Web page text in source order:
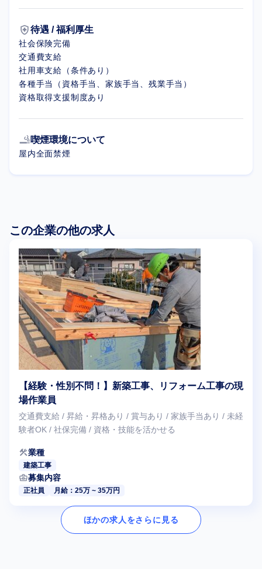
health_and_safety待遇 / 福利厚生
社会保険完備
交通費支給
社用車支給（条件あり）
各種手当（資格手当、家族手当、残業手当）
資格取得支援制度あり
smoking_rooms喫煙環境について
屋内全面禁煙
この企業の他の求人
【経験・性別不問！】新築工事、リフォーム工事の現
場作業員
交通費支給 / 昇給・昇格あり / 賞与あり / 家族手当あり / 未経
験者OK / 社保完備 / 資格・技能を活かせる
construction業種
建築工事
business_center募集内容
正社員 月給：25万 ~ 35万円
ほかの求人をさらに見る